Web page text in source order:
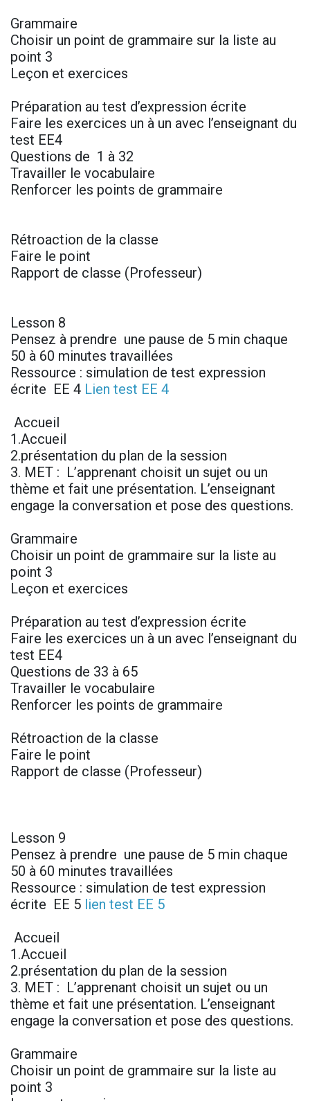
Grammaire
Choisir un point de grammaire sur la liste au
point 3
Leçon et exercices
Préparation au test d’expression écrite
Faire les exercices un à un avec l’enseignant du
test EE4
Questions de 1 à 32
Travailler le vocabulaire
Renforcer les points de grammaire
Rétroaction de la classe
Faire le point
Rapport de classe (Professeur)
Lesson 8
Pensez à prendre une pause de 5 min chaque
50 à 60 minutes travaillées
Ressource : simulation de test expression
écrite EE 4 Lien test EE 4
Accueil
1.Accueil
2.présentation du plan de la session
3. MET : L’apprenant choisit un sujet ou un
thème et fait une présentation. L’enseignant
engage la conversation et pose des questions.
Grammaire
Choisir un point de grammaire sur la liste au
point 3
Leçon et exercices
Préparation au test d’expression écrite
Faire les exercices un à un avec l’enseignant du
test EE4
Questions de 33 à 65
Travailler le vocabulaire
Renforcer les points de grammaire
Rétroaction de la classe
Faire le point
Rapport de classe (Professeur)
Lesson 9
Pensez à prendre une pause de 5 min chaque
50 à 60 minutes travaillées
Ressource : simulation de test expression
écrite EE 5 lien test EE 5
Accueil
1.Accueil
2.présentation du plan de la session
3. MET : L’apprenant choisit un sujet ou un
thème et fait une présentation. L’enseignant
engage la conversation et pose des questions.
Grammaire
Choisir un point de grammaire sur la liste au
point 3